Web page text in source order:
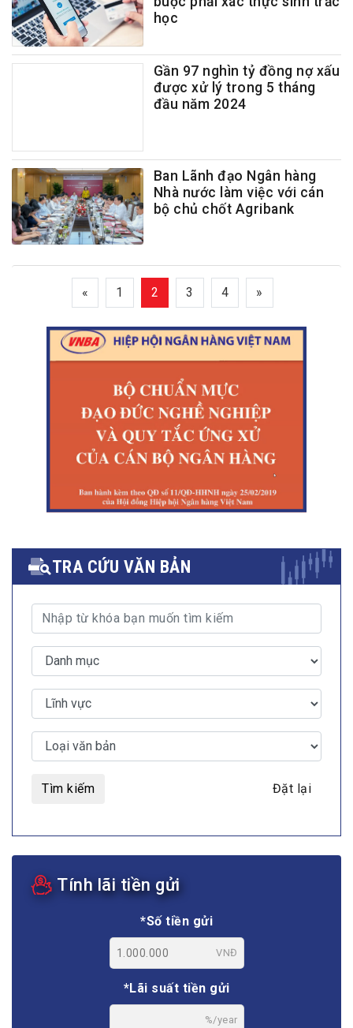
học
Gần 97 nghìn tỷ đồng nợ xấu
được xử lý trong 5 tháng
đầu năm 2024
Ban Lãnh đạo Ngân hàng
Nhà nước làm việc với cán
bộ chủ chốt Agribank
« 1 2 3 4 »
TRA CỨU VĂN BẢN
Tìm kiếm Đặt lại
Tính lãi tiền gửi
*Số tiền gửi
VNĐ
*Lãi suất tiền gửi
%/year